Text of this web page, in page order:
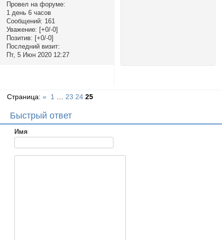
Провел на форуме:
1 день 6 часов
Сообщений: 161
Уважение: [+0/-0]
Позитив: [+0/-0]
Последний визит:
Пт, 5 Июн 2020 12:27
Страница:« 1 23 24 25
Быстрый ответ
Имя